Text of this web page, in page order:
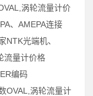
涡轮流量计价
、AMEPA连接
NTK光端机、
流量计价格
编码
OVAL,涡轮流量计